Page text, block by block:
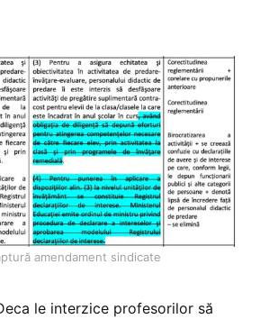
amendament sindicate
le interzice profesorilor să